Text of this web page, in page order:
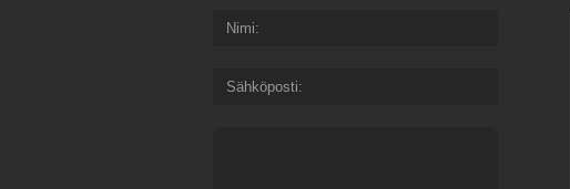
Nimi
Sähköposti